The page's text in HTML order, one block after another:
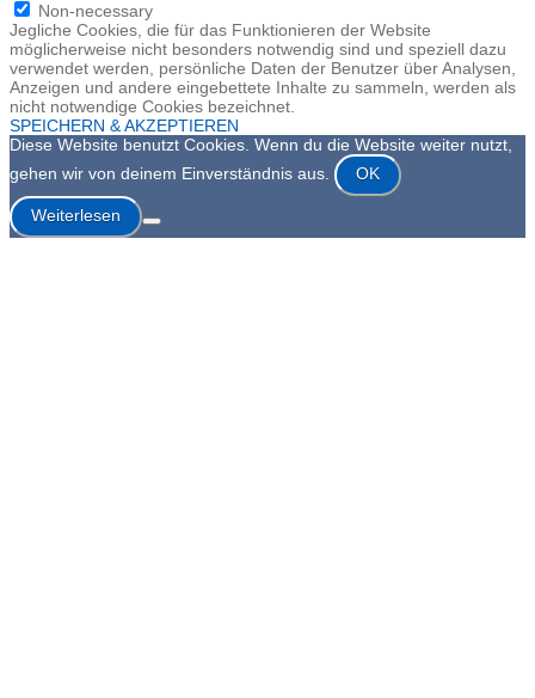
Non-necessary
Jegliche Cookies, die für das Funktionieren der Website
möglicherweise nicht besonders notwendig sind und speziell dazu
verwendet werden, persönliche Daten der Benutzer über Analysen,
Anzeigen und andere eingebettete Inhalte zu sammeln, werden als
nicht notwendige Cookies bezeichnet.
SPEICHERN & AKZEPTIEREN
Diese Website benutzt Cookies. Wenn du die Website weiter nutzt,
gehen wir von deinem Einverständnis aus.
OK
Weiterlesen